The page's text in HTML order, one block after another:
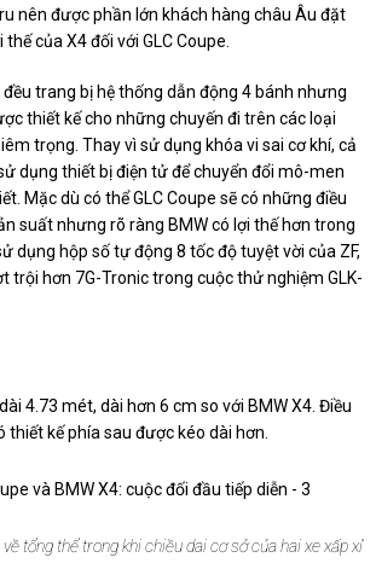
nên được phần lớn khách hàng châu Âu đặt
của X4 đối với GLC Coupe.
đều trang bị hệ thống dẫn động 4 bánh nhưng
thiết kế cho những chuyến đi trên các loại
trọng. Thay vì sử dụng khóa vi sai cơ khí, cả
dụng thiết bị điện tử để chuyển đổi mô-men
Mặc dù có thể GLC Coupe sẽ có những điều
suất nhưng rõ ràng BMW có lợi thế hơn trong
dụng hộp số tự động 8 tốc độ tuyệt vời của ZF,
trội hơn 7G-Tronic trong cuộc thử nghiệm GLK-
4.73 mét, dài hơn 6 cm so với BMW X4. Điều
thiết kế phía sau được kéo dài hơn.
về tổng thể trong khi chiều dai cơ sở của hai xe xấp xỉ